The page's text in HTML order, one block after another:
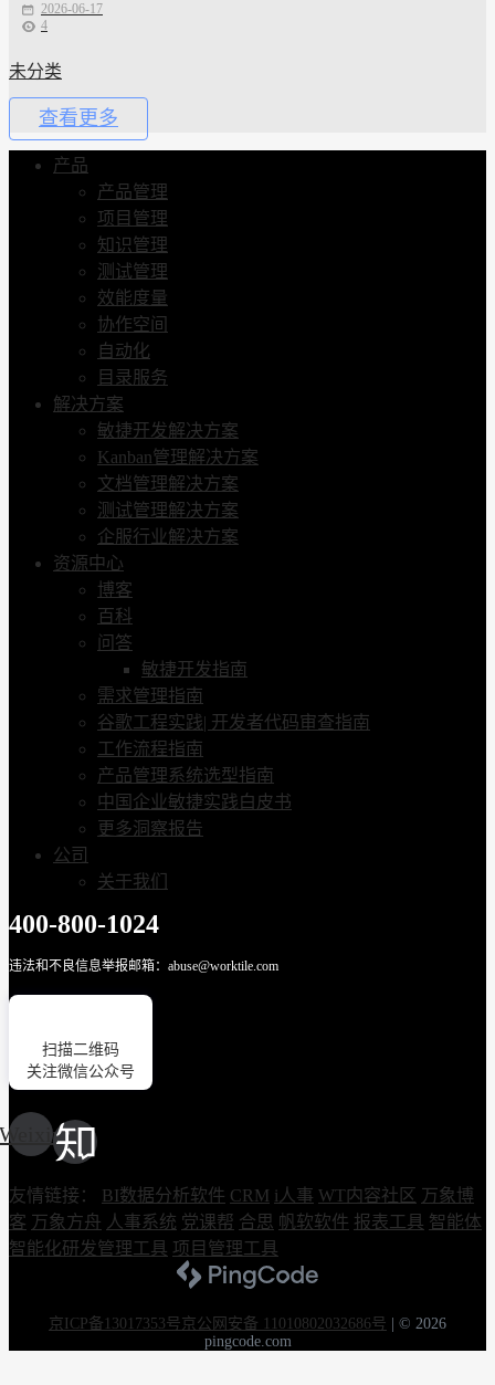
2026-06-17
4
未分类
查看更多
产品
产品管理
项目管理
知识管理
测试管理
效能度量
协作空间
自动化
目录服务
解决方案
敏捷开发解决方案
Kanban管理解决方案
文档管理解决方案
测试管理解决方案
企服行业解决方案
资源中心
博客
百科
问答
敏捷开发指南
需求管理指南
谷歌工程实践| 开发者代码审查指南
工作流程指南
产品管理系统选型指南
中国企业敏捷实践白皮书
更多洞察报告
公司
关于我们
400-800-1024
违法和不良信息举报邮箱：abuse@worktile.com
扫描二维码
关注微信公众号
Weixin
友情链接： BI数据分析软件 CRM i人事 WT内容社区 万象博
客 万象方舟 人事系统 党课帮 合思 帆软软件 报表工具 智能体
智能化研发管理工具 项目管理工具
京ICP备13017353号京公网安备 11010802032686号
© 2026
pingcode.com